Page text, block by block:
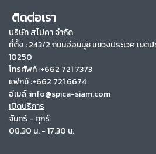
ติดต่อเรา
บริษัท สไปคา จำกัด
ที่ตั้ง :243/2 ถนนอ่อนนุช แขวงประเวศ เขตป
10250
โทรศัพท์ :+662 721 7373
แฟกซ์ :+662 721 6674
อีเมล์ :info@spica-siam.com
เปิดบริการ
จันทร์ - ศุกร์
08.30 น. - 17.30 น.